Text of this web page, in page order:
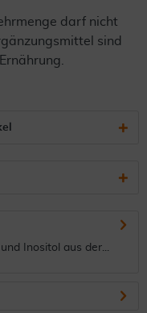
darf nicht
sind
Inositol aus der...